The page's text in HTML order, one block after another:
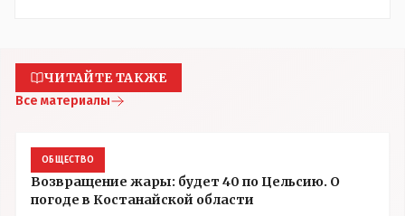
ЧИТАЙТЕ ТАКЖЕ
Все материалы
ОБЩЕСТВО
Возвращение жары: будет 40 по Цельсию. О
погоде в Костанайской области